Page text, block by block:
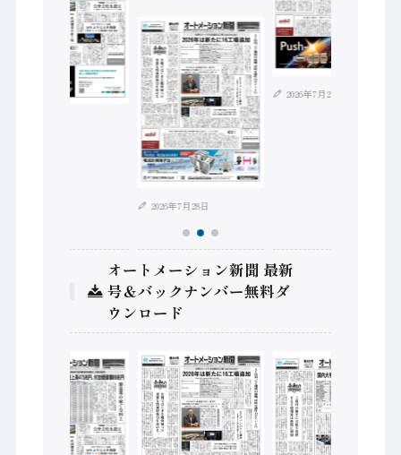
2026年7月28日
2026年7月21日
オートメーション新聞 最新
号＆バックナンバー無料ダ
ウンロード